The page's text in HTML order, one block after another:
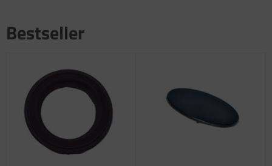
Bestseller